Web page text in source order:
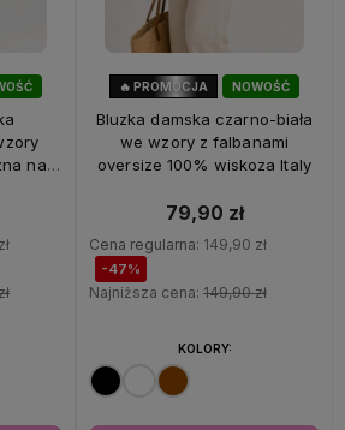
na
NOWOŚĆ
🔥 PROMOCJA
Bluzka damska czarno-biała
we wzory z falbanami
oversize 100% wiskoza Italy
79,90 zł
Cena regularna: 149,90 zł
-47%
Najniższa cena: 149,90 zł
KOLORY: